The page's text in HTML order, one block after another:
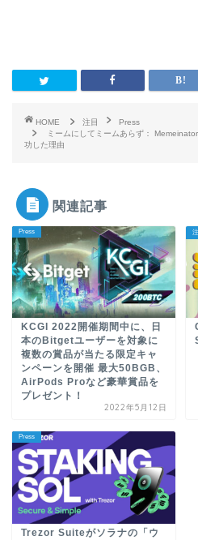
HOME 注目
Press
ミームにしてミームあらず：
功した理由
関連記事
Press
KCGI 2022開催期間中に、日
本のBitgetユーザーを対象に
複数の賞品が当たる限定キャ
ンペーンを開催 最大50BGB、
AirPods Proなど豪華賞品を
プレゼント！
2022年5月12日
Press
Trezor Suiteがソラナの「ウ